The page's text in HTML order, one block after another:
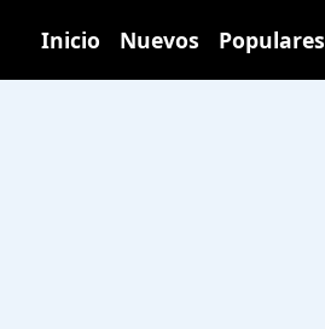
Inicio Nuevos Populares